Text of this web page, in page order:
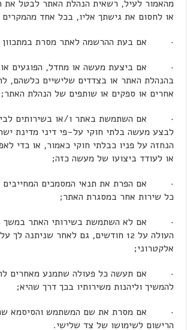
מהאמור לעיל, רשאית הנהלת האתר לבטל את
או לחסום את גישתך אליו, בכל אחד
· אם בעת ההרשמה לאתר מסרת במתכוון
· אם ביצעת מעשה או מחדל, הפוגעים או
בהנהלת האתר או בצדדים שלישיים כלשהם,
אחרים או ספקים או שותפים של הנהלת האתר;
· אם השתמשת באתר ו/או בשירותים
לבצע מעשה בלתי חוקי על-פי דיני מדינת
הנחזה על פניו כבלתי חוקי כאמור, או כדי
או לעודד ביצועו של מעשה כזה;
· אם הפרת את תנאי המסמכים המחייבים
כל שירות אחר במסגרת האתר;
· אם לא השתמשת בשירותי האתר במשך
העולה על 12 חודשים, גם לאחר שניתנה
אלקטרוני;
· אם תעשה כל פעולה שתמנע מאחרים
להמשיך וליהנות משירותיו בכך דרך שהיא;
· אם מסרת את שם המשתמש והסיסמא
הרישום לשימושו של צד שלישי.